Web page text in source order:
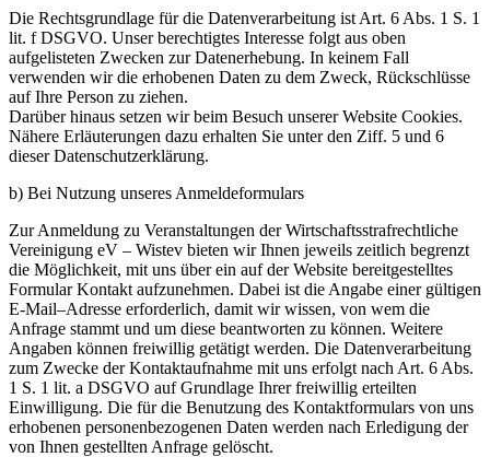
Die Rechtsgrundlage für die Datenverarbeitung ist Art. 6 Abs. 1 S. 1
lit. f DSGVO. Unser berechtigtes Interesse folgt aus oben
aufgelisteten Zwecken zur Datenerhebung. In keinem Fall
verwenden wir die erhobenen Daten zu dem Zweck, Rückschlüsse
auf Ihre Person zu ziehen.
Darüber hinaus setzen wir beim Besuch unserer Website Cookies.
Nähere Erläuterungen dazu erhalten Sie unter den Ziff. 5 und 6
dieser Datenschutzerklärung.
b) Bei Nutzung unseres Anmeldeformulars
Zur Anmeldung zu Veranstaltungen der Wirtschaftsstrafrechtliche
Vereinigung eV – Wistev bieten wir Ihnen jeweils zeitlich begrenzt
die Möglichkeit, mit uns über ein auf der Website bereitgestelltes
Formular Kontakt aufzunehmen. Dabei ist die Angabe einer gültigen
E-Mail–Adresse erforderlich, damit wir wissen, von wem die
Anfrage stammt und um diese beantworten zu können. Weitere
Angaben können freiwillig getätigt werden. Die Datenverarbeitung
zum Zwecke der Kontaktaufnahme mit uns erfolgt nach Art. 6 Abs.
1 S. 1 lit. a DSGVO auf Grundlage Ihrer freiwillig erteilten
Einwilligung. Die für die Benutzung des Kontaktformulars von uns
erhobenen personenbezogenen Daten werden nach Erledigung der
von Ihnen gestellten Anfrage gelöscht.